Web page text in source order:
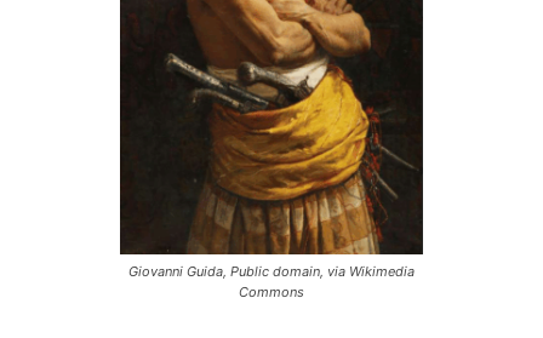
Giovanni Guida, Public domain, via Wikimedia
Commons